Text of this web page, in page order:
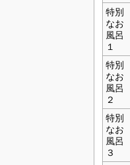
特別
なお
風呂
１
特別
なお
風呂
２
特別
なお
風呂
３